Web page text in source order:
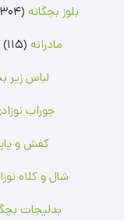
سرهمی پسرانه
شلوار
سویشرت
رامپر
ست بلوز شلوار
جوراب
بلوز بچگانه (2304)
مادرانه (115)
لباس زیر
جوراب
کفش و
شال و کلاه
بدلیجات